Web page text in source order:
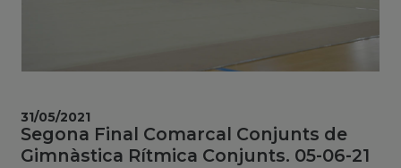
Segona Final Comarcal Conjunts de
Gimnàstica Rítmica Conjunts. 05-06-21
31/05/2021